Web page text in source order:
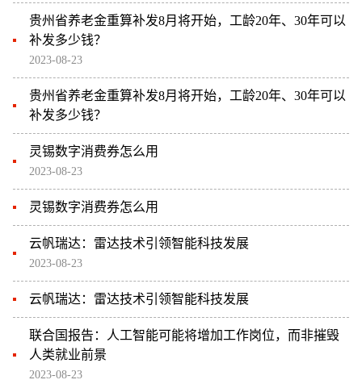
贵州省养老金重算补发8月将开始，工龄20年、30年可以
补发多少钱？
2023-08-23
贵州省养老金重算补发8月将开始，工龄20年、30年可以
补发多少钱？
灵锡数字消费券怎么用
2023-08-23
灵锡数字消费券怎么用
云帆瑞达：雷达技术引领智能科技发展
2023-08-23
云帆瑞达：雷达技术引领智能科技发展
联合国报告：人工智能可能将增加工作岗位，而非摧毁
人类就业前景
2023-08-23